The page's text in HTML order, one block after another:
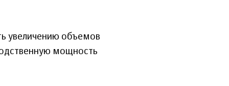
увеличению объемов
мощность